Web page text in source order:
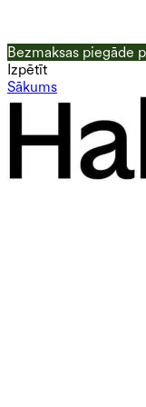
Bezmaksas piegāde
Izpētīt
Sākums